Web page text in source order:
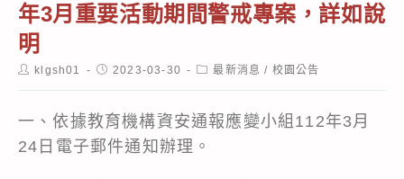
年3月重要活動期間警戒專案，詳如說
明
Postklgsh01
Post2023-03-30
Post最新消息 / 校園公告
一、依據教育機構資安通報應變小組112年3月
24日電子郵件通知辦理。